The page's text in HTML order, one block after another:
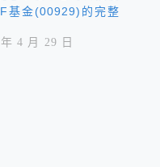
基金(00929)的完整
4 月 29 日